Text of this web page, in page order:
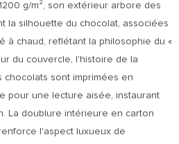
g/m², son extérieur arbore des
la silhouette du chocolat, associées
à chaud, reflétant la philosophie du «
du couvercle, l'histoire de la
sont imprimées en
pour une lecture aisée, instaurant
La doublure intérieure en carton
l'aspect luxueux de